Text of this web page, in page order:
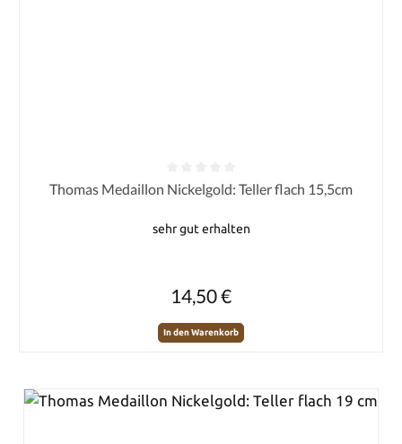
Durchschnittliche Bewertung von 0 von 5 Sternen
Thomas Medaillon Nickelgold: Teller flach 15,5cm
sehr gut erhalten
14,50 €
In den Warenkorb